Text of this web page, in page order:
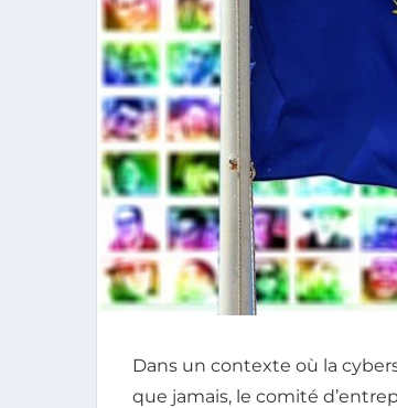
Dans un contexte où la
que jamais, le comité